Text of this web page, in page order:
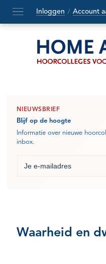
Hoofdmenu
openen
Inloggen / Account
NIEUWSBRIEF
Blijf op de hoogte
Informatie over nieuwe
inbox.
Waarheid en